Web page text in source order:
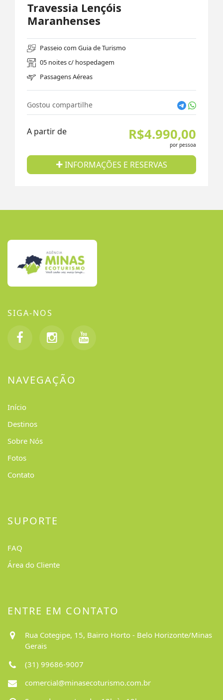
Travessia Lençóis
Maranhenses
Passeio com Guia de Turismo
05 noites c/ hospedagem
Passagens Aéreas
Gostou compartilhe
A partir de R$4.990,00
por pessoa
INFORMAÇÕES E RESERVAS
SIGA-NOS
NAVEGAÇÃO
Início
Destinos
Sobre Nós
Fotos
Contato
SUPORTE
FAQ
Área do Cliente
ENTRE EM CONTATO
Rua Cotegipe, 15, Bairro Horto - Belo Horizonte/Minas
Gerais
(31) 99686-9007
comercial@minasecoturismo.com.br